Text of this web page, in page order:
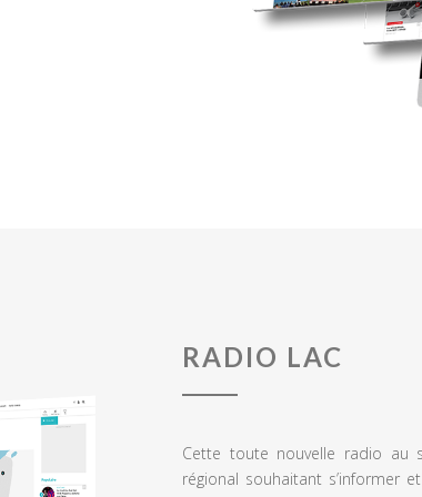
RADIO LAC
Cette toute nouvelle radio au
régional souhaitant s’informer